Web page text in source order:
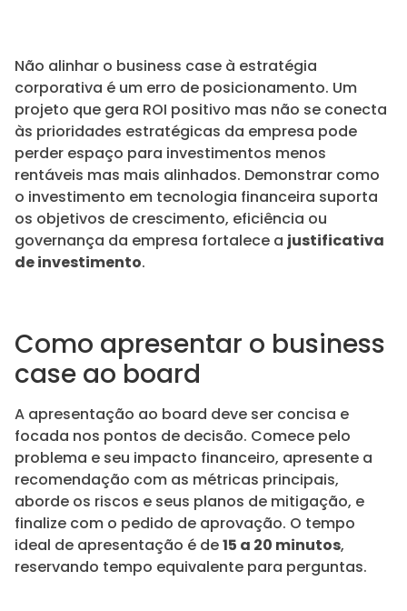
Não alinhar o business case à estratégia
corporativa é um erro de posicionamento. Um
projeto que gera ROI positivo mas não se conecta
às prioridades estratégicas da empresa pode
perder espaço para investimentos menos
rentáveis mas mais alinhados. Demonstrar como
o investimento em tecnologia financeira suporta
os objetivos de crescimento, eficiência ou
governança da empresa fortalece a justificativa
de investimento.
Como apresentar o business
case ao board
A apresentação ao board deve ser concisa e
focada nos pontos de decisão. Comece pelo
problema e seu impacto financeiro, apresente a
recomendação com as métricas principais,
aborde os riscos e seus planos de mitigação, e
finalize com o pedido de aprovação. O tempo
ideal de apresentação é de15 a 20 minutos,
reservando tempo equivalente para perguntas.